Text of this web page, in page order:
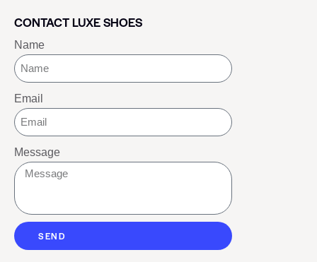
CONTACT LUXE SHOES
Name
Email
Message
SEND